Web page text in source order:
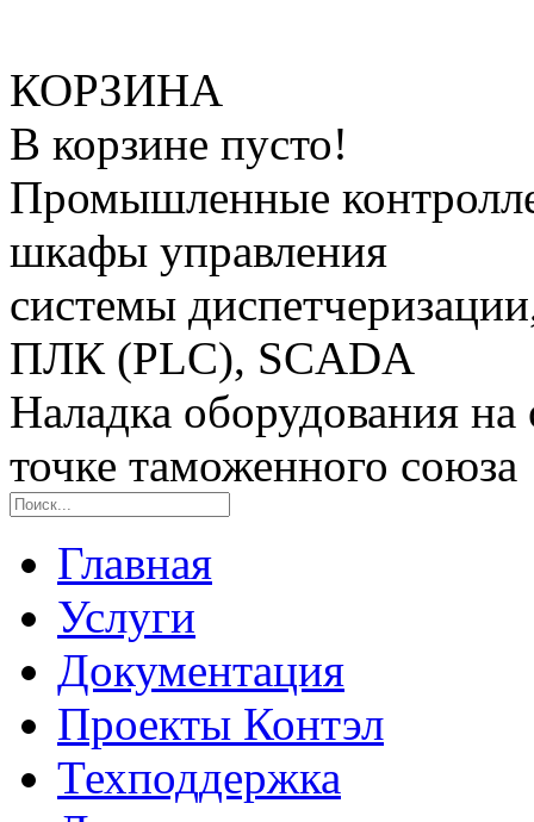
КОРЗИНА
В корзине пусто!
Промышленные
шкафы управления
системы
ПЛК (PLC), SCADA
Наладка оборудования на
точке таможенного союза
Главная
Услуги
Документация
Проекты Контэл
Техподдержка